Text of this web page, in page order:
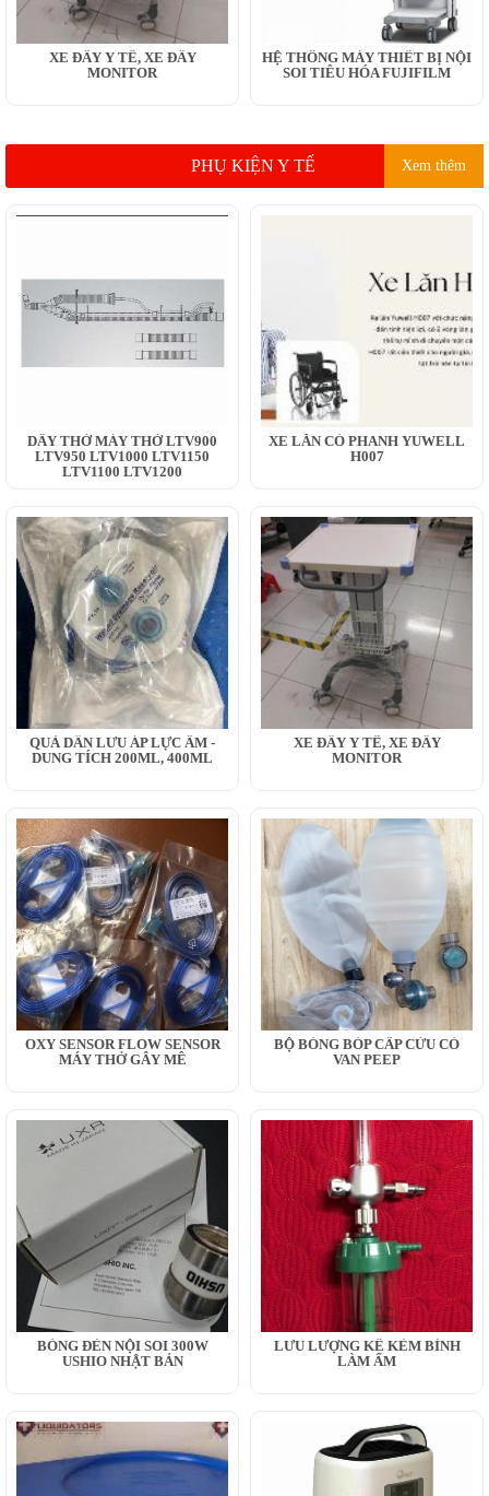
XE ĐẨY Y TẾ, XE ĐẨY
MONITOR
HỆ THỐNG MÁY THIẾT BỊ NỘI
SOI TIÊU HÓA FUJIFILM
PHỤ KIỆN Y TẾ Xem thêm
DÂY THỞ MÁY THỞ LTV900
LTV950 LTV1000 LTV1150
LTV1100 LTV1200
XE LĂN CÓ PHANH YUWELL
H007
QUẢ DẪN LƯU ÁP LỰC ÂM -
DUNG TÍCH 200ML, 400ML
XE ĐẨY Y TẾ, XE ĐẨY
MONITOR
OXY SENSOR FLOW SENSOR
MÁY THỞ GÂY MÊ
BỘ BÓNG BÓP CẤP CỨU CÓ
VAN PEEP
BÓNG ĐÈN NỘI SOI 300W
USHIO NHẬT BẢN
LƯU LƯỢNG KẾ KÈM BÌNH
LÀM ẨM